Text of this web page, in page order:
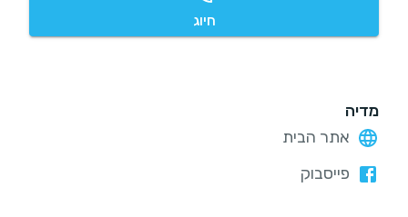
חיוג
מדיה
אתר הבית
פייסבוק